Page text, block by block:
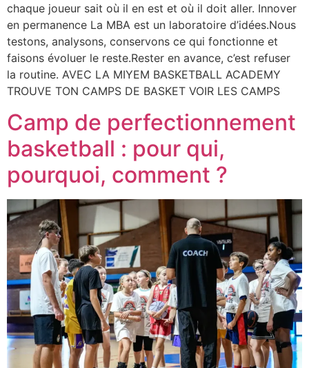
chaque joueur sait où il en est et où il doit aller. Innover
en permanence La MBA est un laboratoire d’idées.Nous
testons, analysons, conservons ce qui fonctionne et
faisons évoluer le reste.Rester en avance, c’est refuser
la routine. AVEC LA MIYEM BASKETBALL ACADEMY
TROUVE TON CAMPS DE BASKET VOIR LES CAMPS
Camp de perfectionnement
basketball : pour qui,
pourquoi, comment ?